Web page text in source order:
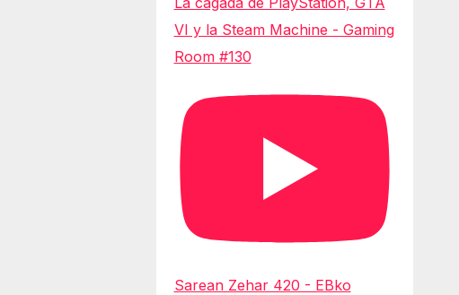
VI y la Steam Machine - Gaming
Room #130
Sarean Zehar 420 - EBko